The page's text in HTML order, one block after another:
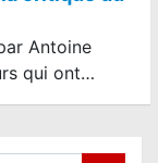
Antoine
qui ont…